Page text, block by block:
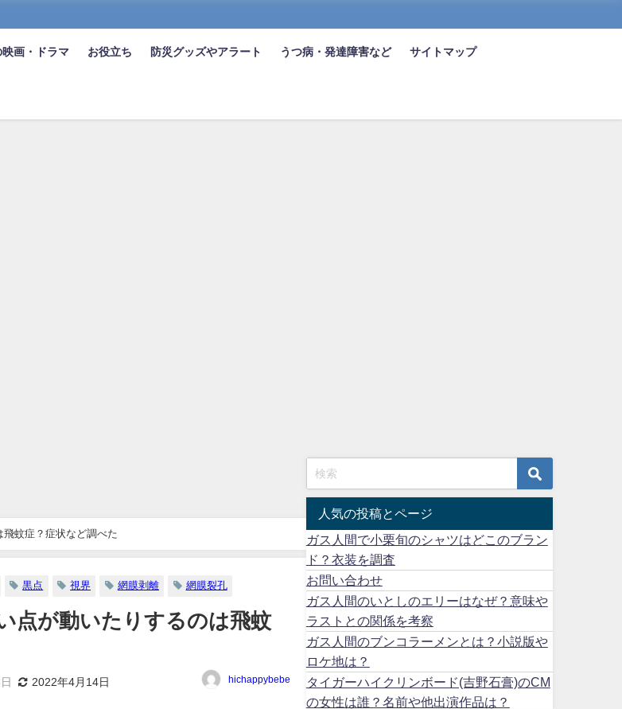
画・ドラマ お役立ち 防災グッズやアラート うつ病・発達障害など サイトマップ
蚊症？症状など調べた
黒点 視界 網膜剥離 網膜裂孔
点が動いたりするのは飛蚊
2022年4月14日 hichappybebe
人気の投稿とページ
ガス人間で小栗旬のシャツはどこのブラン
ド？衣装を調査
お問い合わせ
ガス人間のいとしのエリーはなぜ？意味や
ラストとの関係を考察
ガス人間のブンコラーメンとは？小説版や
ロケ地は？
タイガーハイクリンボード(吉野石膏)のCM
の女性は誰？名前や他出演作品は？